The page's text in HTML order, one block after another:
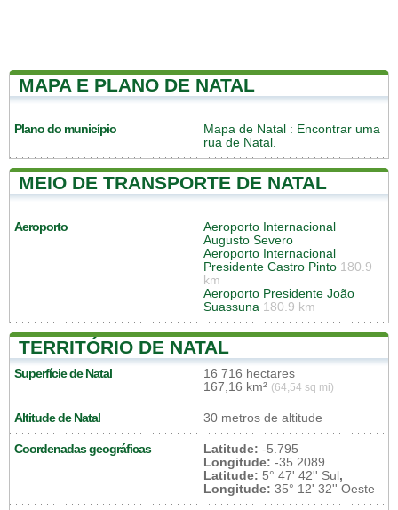
MAPA E PLANO DE NATAL
Plano do município Mapa de Natal : Encontrar uma
rua de Natal.
MEIO DE TRANSPORTE DE NATAL
Aeroporto
Aeroporto Internacional
Augusto Severo
Aeroporto Internacional
Presidente Castro Pinto 180.9
km
Aeroporto Presidente João
Suassuna 180.9 km
TERRITÓRIO DE NATAL
Superfície de Natal
16 716 hectares
167,16 km² (64,54 sq mi)
Altitude de Natal 30 metros de altitude
Coordenadas geográficas Latitude: -5.795
Longitude: -35.2089
Latitude: 5° 47' 42'' Sul,
Longitude: 35° 12' 32'' Oeste